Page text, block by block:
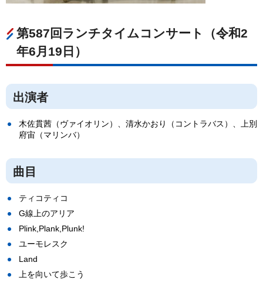
第587回ランチタイムコンサート（令和2
年6月19日）
出演者
木佐貫茜（ヴァイオリン）、清水かおり（コントラバス）、上別
府宙（マリンバ）
曲目
ティコティコ
G線上のアリア
Plink,Plank,Plunk!
ユーモレスク
Land
上を向いて歩こう